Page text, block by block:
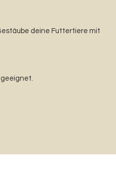
deine Futtertiere mit